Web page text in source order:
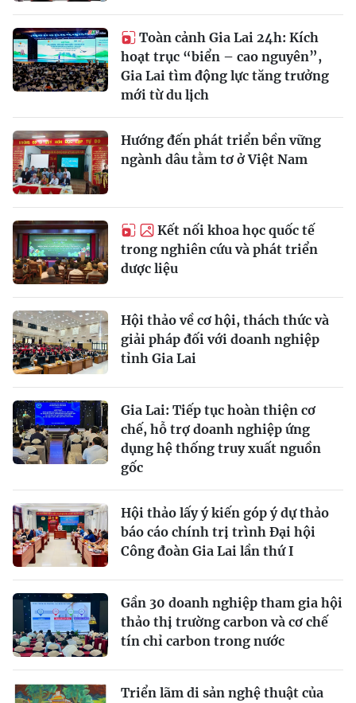
Toàn cảnh Gia Lai 24h: Kích
hoạt trục “biển – cao nguyên”,
Gia Lai tìm động lực tăng trưởng
mới từ du lịch
Hướng đến phát triển bền vững
ngành dâu tằm tơ ở Việt Nam
Kết nối khoa học quốc tế
trong nghiên cứu và phát triển
dược liệu
Hội thảo về cơ hội, thách thức và
giải pháp đối với doanh nghiệp
tỉnh Gia Lai
Gia Lai: Tiếp tục hoàn thiện cơ
chế, hỗ trợ doanh nghiệp ứng
dụng hệ thống truy xuất nguồn
gốc
Hội thảo lấy ý kiến góp ý dự thảo
báo cáo chính trị trình Đại hội
Công đoàn Gia Lai lần thứ I
Gần 30 doanh nghiệp tham gia hội
thảo thị trường carbon và cơ chế
tín chỉ carbon trong nước
Triển lãm di sản nghệ thuật của